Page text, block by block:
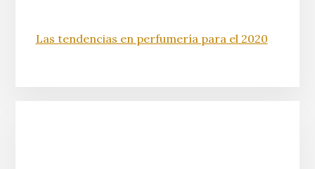
Las tendencias en perfumería para el 2020